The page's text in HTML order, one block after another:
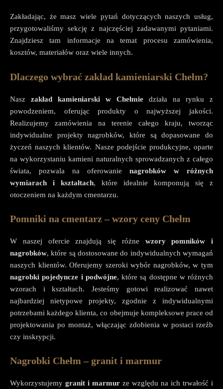
Zakładając, że masz wiele pytań dotyczących naszych usług,
przygotowaliśmy sekcję z najczęściej zadawanymi pytaniami.
Znajdziesz tam informacje na temat procesu zamówienia,
kosztów, materiałów oraz wiele innych.
Dlaczego wybrać zakład kamieniarski Chełm?
Nasz zakład kamieniarski w Chełmie działa na rynku z
powodzeniem, oferując produkty o najwyższej jakości.
Realizujemy zamówienia na terenie całego kraju, tworząc
indywidualne projekty nagrobków, które są dopasowane do
życzeń naszych klientów. Nasze podejście produkcyjne, oparte
na wykorzystaniu kamieni naturalnych sprowadzanych z całego
świata, pozwala na oferowanie nagrobków w różnych
wymiarach i kształtach, które idealnie komponują się z
otoczeniem na każdym cmentarzu.
Pomniki na cmentarz – wzory ceny Chełm
W naszej ofercie znajdują się różne wzory pomników i
nagrobków, które są dostosowane do indywidualnych wymagań
naszych klientów. Oferujemy szeroki wybór nagrobków, w tym
nagrobki pojedyncze i podwójne, które są dostępne w różnych
wzorach i kształtach. Jesteśmy gotowi realizować nawet
najbardziej nietypowe projekty, zgodnie z indywidualnymi
potrzebami każdego klienta, co obejmuje kompleksowe prace od
projektowania po montaż, włączając zdobienia w postaci rzeźb
czy inskrypcji.
Nagrobki Chełm – granit i marmur
Wykorzystujemy granit i marmur ze względu na ich trwałość i